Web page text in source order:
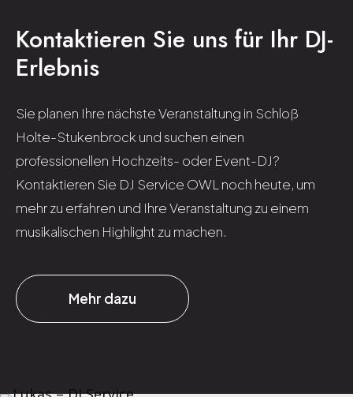
Kontaktieren Sie uns für Ihr DJ-
Erlebnis
Sie planen Ihre nächste Veranstaltung in Schloß
Holte-Stukenbrock und suchen einen
professionellen Hochzeits- oder Event-DJ?
Kontaktieren Sie DJ Service OWL noch heute, um
mehr zu erfahren und Ihre Veranstaltung zu einem
musikalischen Highlight zu machen.
Mehr dazu